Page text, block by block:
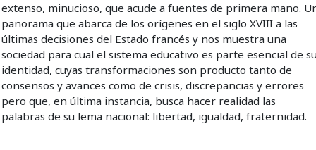
extenso, minucioso, que acude a fuentes de primera mano.
panorama que abarca de los orígenes en el siglo XVIII a las
últimas decisiones del Estado francés y nos muestra una
sociedad para cual el sistema educativo es parte esencial de
identidad, cuyas transformaciones son producto tanto de
consensos y avances como de crisis, discrepancias y errores
pero que, en última instancia, busca hacer realidad las
palabras de su lema nacional: libertad, igualdad, fraternidad.